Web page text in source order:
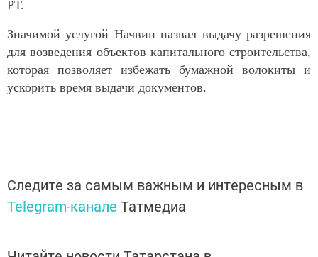
РТ.
Значимой услугой Начвин назвал выдачу разрешения
для возведения объектов капитального строительства,
которая позволяет избежать бумажной волокиты и
ускорить время выдачи документов.
Следите за самым важным и интересным в
Telegram-канале Татмедиа